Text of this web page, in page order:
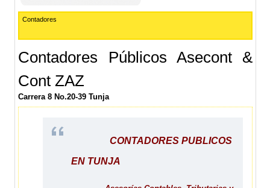
Contadores
Contadores Públicos Asecont &
Cont ZAZ
Carrera 8 No.20-39 Tunja
CONTADORES PUBLICOS
EN TUNJA